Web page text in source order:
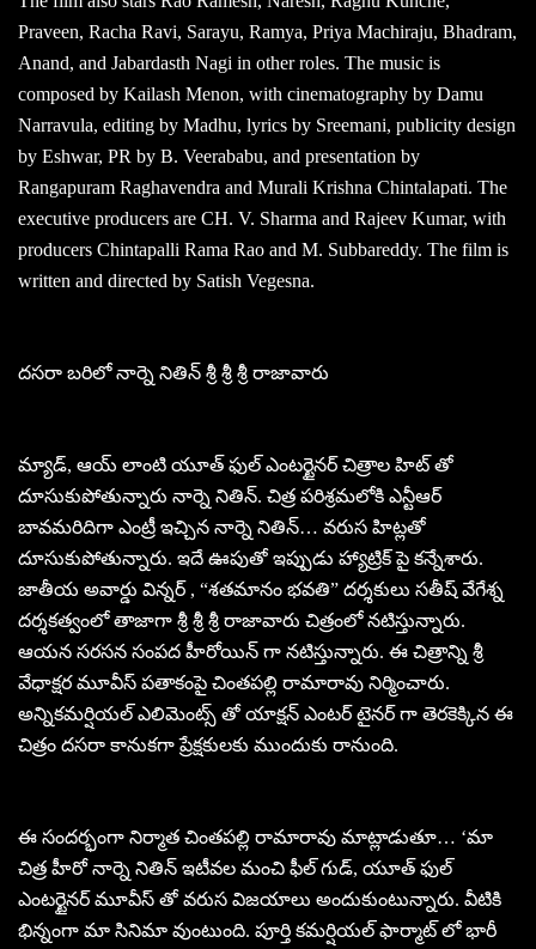
Praveen, Racha Ravi, Sarayu, Ramya, Priya Machiraju, Bhadram,
Anand, and Jabardasth Nagi in other roles. The music is
composed by Kailash Menon, with cinematography by Damu
Narravula, editing by Madhu, lyrics by Sreemani, publicity design
by Eshwar, PR by B. Veerababu, and presentation by
Rangapuram Raghavendra and Murali Krishna Chintalapati. The
executive producers are CH. V. Sharma and Rajeev Kumar, with
producers Chintapalli Rama Rao and M. Subbareddy. The film is
written and directed by Satish Vegesna.
దసరా బరిలో నార్నె నితిన్ శ్రీ శ్రీ శ్రీ రాజావారు
మ్యాడ్, ఆయ్ లాంటి యూత్ ఫుల్ ఎంటర్టైనర్ చిత్రాల హిట్ తో
దూసుకుపోతున్నారు నార్నె నితిన్. చిత్ర పరిశ్రమలోకి ఎన్టీఆర్
బావమరిదిగా ఎంట్రీ ఇచ్చిన నార్నె నితిన్… వరుస హిట్లతో
దూసుకుపోతున్నారు. ఇదే ఊపుతో ఇప్పుడు హ్యాట్రిక్ పై కన్నేశారు.
జాతీయ అవార్డు విన్నర్ , “శతమానం భవతి” దర్శకులు సతీష్ వేగేశ్న
దర్శకత్వంలో తాజాగా శ్రీ శ్రీ శ్రీ రాజావారు చిత్రంలో నటిస్తున్నారు.
ఆయన సరసన సంపద హీరోయిన్ గా నటిస్తున్నారు. ఈ చిత్రాన్ని శ్రీ
వేధాక్షర మూవీస్ పతాకంపై చింతపల్లి రామారావు నిర్మించారు.
అన్నికమర్షియల్ ఎలిమెంట్స్ తో యాక్షన్ ఎంటర్ టైనర్ గా తెరకెక్కిన ఈ
చిత్రం దసరా కానుకగా ప్రేక్షకులకు ముందుకు రానుంది.
ఈ సందర్భంగా నిర్మాత చింతపల్లి రామారావు మాట్లాడుతూ… ‘మా
చిత్ర హీరో నార్నె నితిన్ ఇటీవల మంచి ఫీల్ గుడ్, యూత్ ఫుల్
ఎంటర్టైనర్ మూవీస్ తో వరుస విజయాలు అందుకుంటున్నారు. వీటికి
భిన్నంగా మా సినిమా వుంటుంది. పూర్తి కమర్షియల్ ఫార్మాట్ లో భారీ